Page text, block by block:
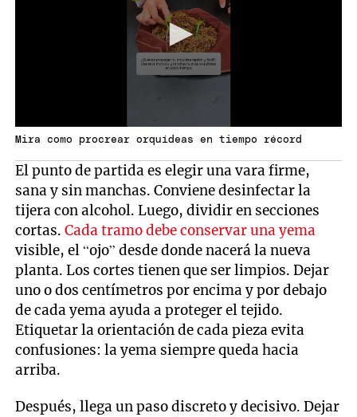
Mira como procrear orquídeas en tiempo récord
El punto de partida es elegir una vara firme,
sana y sin manchas. Conviene desinfectar la
tijera con alcohol. Luego, dividir en secciones
cortas.Cada tramo debe conservar una yema
visible, el “ojo” desde donde nacerá la nueva
planta. Los cortes tienen que ser limpios. Dejar
uno o dos centímetros por encima y por debajo
de cada yema ayuda a proteger el tejido.
Etiquetar la orientación de cada pieza evita
confusiones: la yema siempre queda hacia
arriba.
Después, llega un paso discreto y decisivo. Dejar